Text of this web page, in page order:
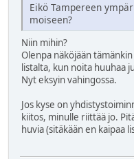
Eikö Tampereen
moiseen?
Niin mihin?
Olenpa näköjään
listalta, kun noita huuhaa
Nyt eksyin vahingossa.
Jos kyse on
kiitos, minulle riittää jo.
huvia (sitäkään en kaipaa